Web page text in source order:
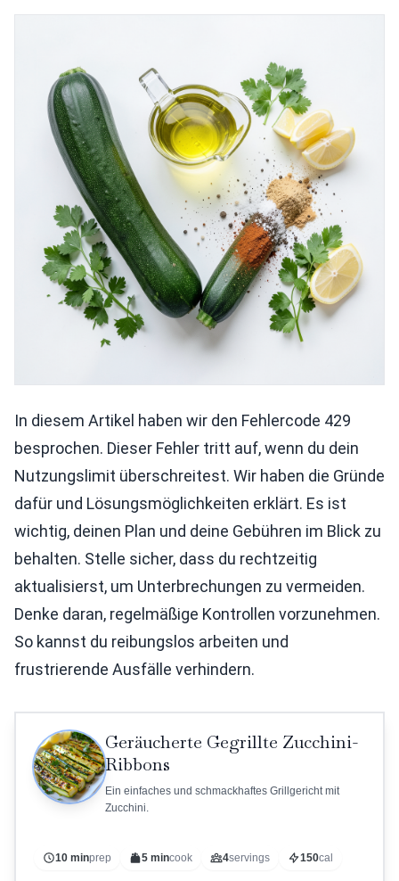
In diesem Artikel haben wir den Fehlercode 429
besprochen. Dieser Fehler tritt auf, wenn du dein
Nutzungslimit überschreitest. Wir haben die Gründe
dafür und Lösungsmöglichkeiten erklärt. Es ist
wichtig, deinen Plan und deine Gebühren im Blick zu
behalten. Stelle sicher, dass du rechtzeitig
aktualisierst, um Unterbrechungen zu vermeiden.
Denke daran, regelmäßige Kontrollen vorzunehmen.
So kannst du reibungslos arbeiten und
frustrierende Ausfälle verhindern.
Geräucherte Gegrillte Zucchini-
Ribbons
Ein einfaches und schmackhaftes Grillgericht mit
Zucchini.
10 minprep 5 mincook 4servings 150cal